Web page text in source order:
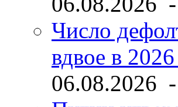
Число
вдвое в
06.08.2026 -